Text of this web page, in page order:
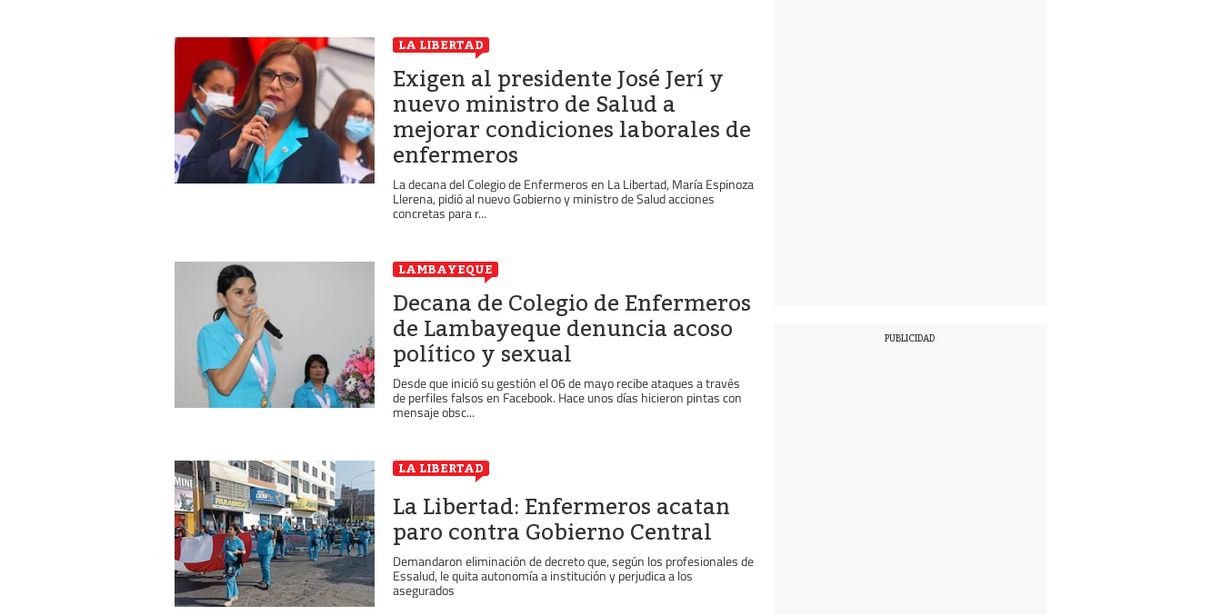
LA LIBERTAD
Exigen al presidente José Jerí y
nuevo ministro de Salud a
mejorar condiciones laborales de
enfermeros
La decana del Colegio de Enfermeros en La Libertad, María Espinoza
Llerena, pidió al nuevo Gobierno y ministro de Salud acciones
concretas para r...
LAMBAYEQUE
Decana de Colegio de Enfermeros
de Lambayeque denuncia acoso
político y sexual
Desde que inició su gestión el 06 de mayo recibe ataques a través
de perfiles falsos en Facebook. Hace unos días hicieron pintas con
mensaje obsc...
LA LIBERTAD
La Libertad: Enfermeros acatan
paro contra Gobierno Central
Demandaron eliminación de decreto que, según los profesionales de
Essalud, le quita autonomía a institución y perjudica a los
asegurados